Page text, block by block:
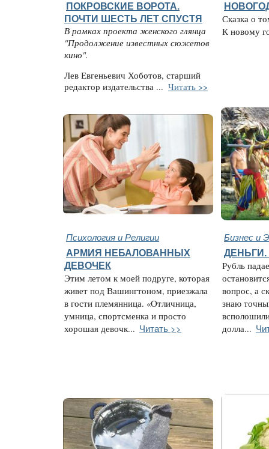
ПОКРОВСКИЕ ВОРОТА.
ПОЧТИ ШЕСТЬ ЛЕТ СПУСТЯ
В рамках проекта женского глянца
"Продолжение известных сюжетов
кино".
Лев Евгеньевич Хоботов, старший
редактор издательства ... Читать >>
Сказка о
К новому
Психология и Религии Бизнес и
АРМИЯ НЕБАЛОВАННЫХ
ДЕВОЧЕК
Этим летом к моей подруге, которая
живет под Вашингтоном, приезжала
в гости племянница. «Отличница,
умница, спортсменка и просто
хорошая девочк... Читать >>
ДЕНЬГИ.
Рубль
вопрос, а
знаю
долла...